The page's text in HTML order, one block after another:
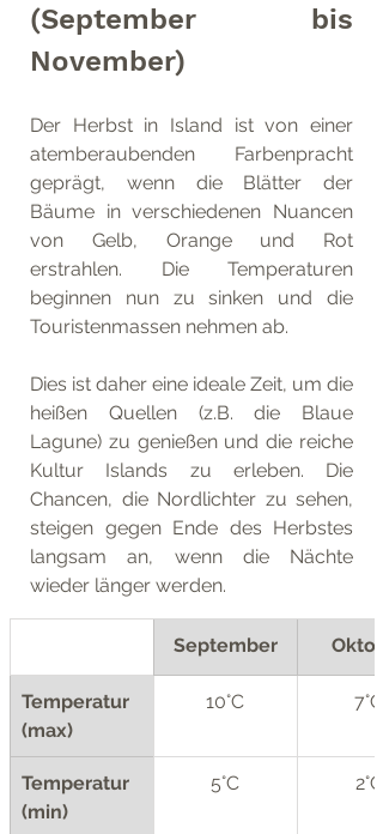
(September bis
November)
Der Herbst in Island ist von einer
atemberaubenden Farbenpracht
geprägt, wenn die Blätter der
Bäume in verschiedenen Nuancen
von Gelb, Orange und Rot
erstrahlen. Die Temperaturen
beginnen nun zu sinken und die
Touristenmassen nehmen ab.
Dies ist daher eine ideale Zeit, um die
heißen Quellen (z.B. die Blaue
Lagune) zu genießen und die reiche
Kultur Islands zu erleben. Die
Chancen, die Nordlichter zu sehen,
steigen gegen Ende des Herbstes
langsam an, wenn die Nächte
wieder länger werden.
September
Temperatur
(max)
10°C 7°C
Temperatur
(min)
5°C 2°C